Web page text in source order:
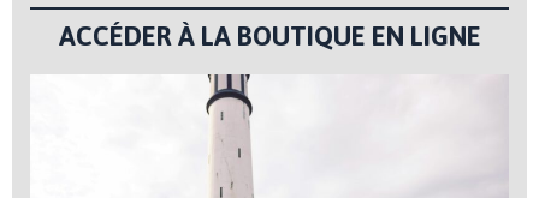
ACCÉDER À LA BOUTIQUE EN LIGNE